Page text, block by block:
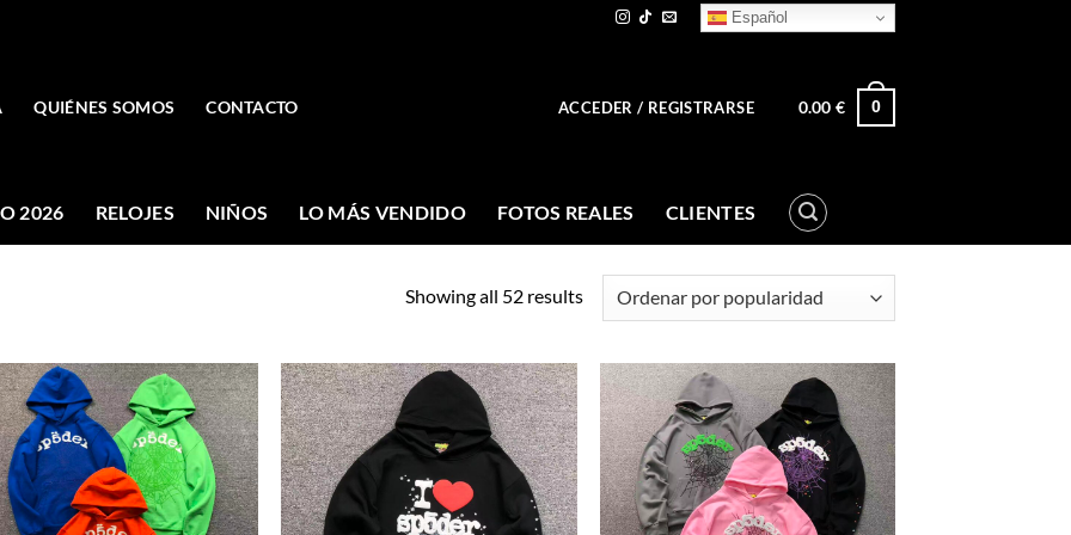
Español
QUIÉNES SOMOS CONTACTO ACCEDER / REGISTRARSE 0.00€ 0
2026 RELOJES NIÑOS LO MÁS VENDIDO FOTOS REALES CLIENTES
Showing all 52 results